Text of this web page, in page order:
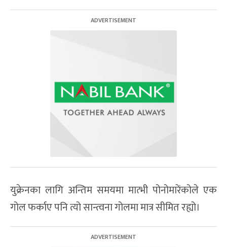
युक्रेनका लागि अन्तिम समयमा मात्भी पोनोमारेंकोले एक
गोल फर्काए पनि त्यो सान्त्वना गोलमा मात्र सीमित रह्यो।